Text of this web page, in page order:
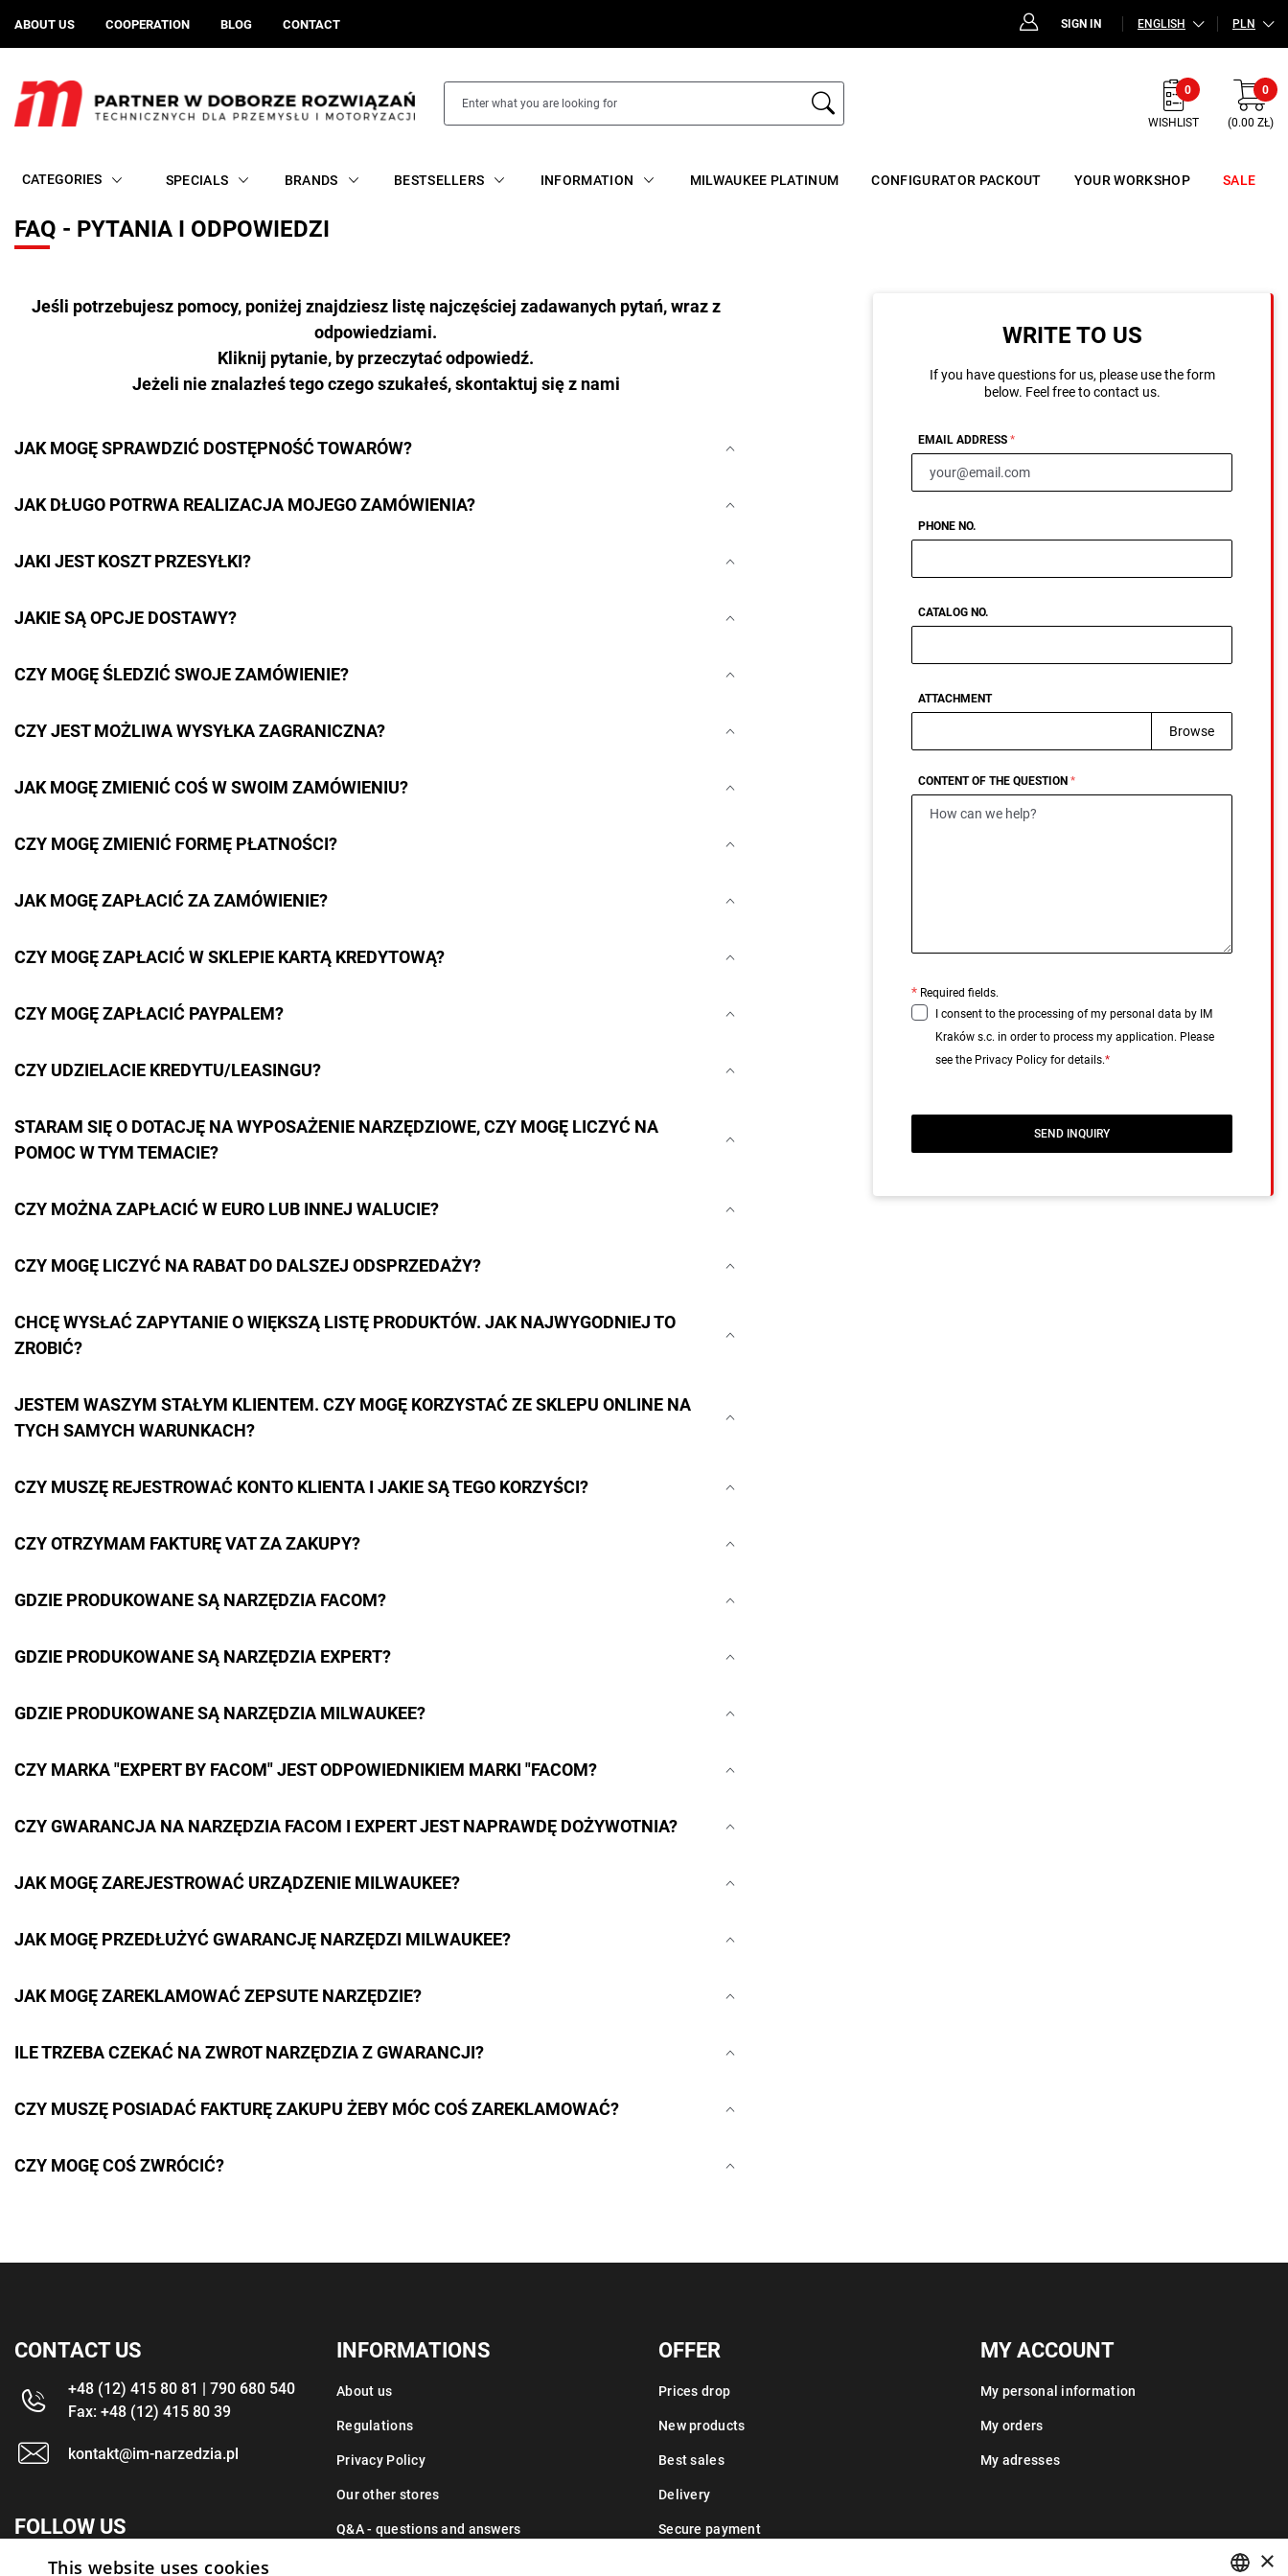
ABOUT US COOPERATION BLOG CONTACT SIGN IN ENGLISH PLN
0
WISHLIST
0
(0.00 ZŁ)
CATEGORIES SPECIALS BRANDS BESTSELLERS INFORMATION MILWAUKEE PLATINUM CONFIGURATOR PACKOUT YOUR WORKSHOP SALE
FAQ - PYTANIA I ODPOWIEDZI
Jeśli potrzebujesz pomocy, poniżej znajdziesz listę najczęściej zadawanych pytań, wraz z
odpowiedziami.
Kliknij pytanie, by przeczytać odpowiedź.
Jeżeli nie znalazłeś tego czego szukałeś, skontaktuj się z nami
JAK MOGĘ SPRAWDZIĆ DOSTĘPNOŚĆ TOWARÓW?
JAK DŁUGO POTRWA REALIZACJA MOJEGO ZAMÓWIENIA?
JAKI JEST KOSZT PRZESYŁKI?
JAKIE SĄ OPCJE DOSTAWY?
CZY MOGĘ ŚLEDZIĆ SWOJE ZAMÓWIENIE?
CZY JEST MOŻLIWA WYSYŁKA ZAGRANICZNA?
JAK MOGĘ ZMIENIĆ COŚ W SWOIM ZAMÓWIENIU?
CZY MOGĘ ZMIENIĆ FORMĘ PŁATNOŚCI?
JAK MOGĘ ZAPŁACIĆ ZA ZAMÓWIENIE?
CZY MOGĘ ZAPŁACIĆ W SKLEPIE KARTĄ KREDYTOWĄ?
CZY MOGĘ ZAPŁACIĆ PAYPALEM?
CZY UDZIELACIE KREDYTU/LEASINGU?
STARAM SIĘ O DOTACJĘ NA WYPOSAŻENIE NARZĘDZIOWE, CZY MOGĘ LICZYĆ NA
POMOC W TYM TEMACIE?
CZY MOŻNA ZAPŁACIĆ W EURO LUB INNEJ WALUCIE?
CZY MOGĘ LICZYĆ NA RABAT DO DALSZEJ ODSPRZEDAŻY?
CHCĘ WYSŁAĆ ZAPYTANIE O WIĘKSZĄ LISTĘ PRODUKTÓW. JAK NAJWYGODNIEJ TO
ZROBIĆ?
JESTEM WASZYM STAŁYM KLIENTEM. CZY MOGĘ KORZYSTAĆ ZE SKLEPU ONLINE NA
TYCH SAMYCH WARUNKACH?
CZY MUSZĘ REJESTROWAĆ KONTO KLIENTA I JAKIE SĄ TEGO KORZYŚCI?
CZY OTRZYMAM FAKTURĘ VAT ZA ZAKUPY?
GDZIE PRODUKOWANE SĄ NARZĘDZIA FACOM?
GDZIE PRODUKOWANE SĄ NARZĘDZIA EXPERT?
GDZIE PRODUKOWANE SĄ NARZĘDZIA MILWAUKEE?
CZY MARKA "EXPERT BY FACOM" JEST ODPOWIEDNIKIEM MARKI "FACOM?
CZY GWARANCJA NA NARZĘDZIA FACOM I EXPERT JEST NAPRAWDĘ DOŻYWOTNIA?
JAK MOGĘ ZAREJESTROWAĆ URZĄDZENIE MILWAUKEE?
JAK MOGĘ PRZEDŁUŻYĆ GWARANCJĘ NARZĘDZI MILWAUKEE?
JAK MOGĘ ZAREKLAMOWAĆ ZEPSUTE NARZĘDZIE?
ILE TRZEBA CZEKAĆ NA ZWROT NARZĘDZIA Z GWARANCJI?
CZY MUSZĘ POSIADAĆ FAKTURĘ ZAKUPU ŻEBY MÓC COŚ ZAREKLAMOWAĆ?
CZY MOGĘ COŚ ZWRÓCIĆ?
WRITE TO US
If you have questions for us, please use the form
below. Feel free to contact us.
EMAIL ADDRESS
PHONE NO.
CATALOG NO.
ATTACHMENT
CONTENT OF THE QUESTION
Required fields.
I consent to the processing of my personal data by IM
Kraków s.c. in order to process my application. Please
see the Privacy Policy for details.*
CONTACT US
+48 (12) 415 80 81 | 790 680 540
Fax: +48 (12) 415 80 39
kontakt@im-narzedzia.pl
FOLLOW US
INFORMATIONS
About us
Regulations
Privacy Policy
Our other stores
Q&A - questions and answers
OFFER
Prices drop
New products
Best sales
Delivery
Secure payment
MY ACCOUNT
My personal information
My orders
My adresses
×
This website uses cookies